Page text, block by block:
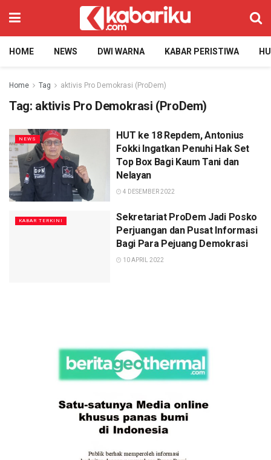
HOME NEWS DWI WARNA KABAR PERISTIWA
Home Tag aktivis Pro Demokrasi (ProDem)
Tag: aktivis Pro Demokrasi (ProDem)
NEWS
HUT ke 18 Repdem, Antonius
Fokki Ingatkan Penuhi Hak Set
Top Box Bagi Kaum Tani dan
Nelayan
4 DESEMBER 2022
KABAR TERKINI
Sekretariat ProDem Jadi Posko
Perjuangan dan Pusat Informasi
Bagi Para Pejuang Demokrasi
10 APRIL 2022